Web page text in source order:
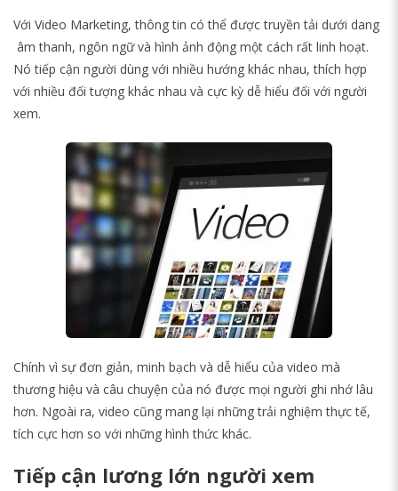
Với Video Marketing, thông tin có thể được truyền tải dưới dang
âm thanh, ngôn ngữ và hình ảnh động một cách rất linh hoạt.
Nó tiếp cận người dùng với nhiều hướng khác nhau, thích hợp
với nhiều đối tượng khác nhau và cực kỳ dễ hiểu đối với người
xem.
Chính vì sự đơn giản, minh bạch và dễ hiểu của video mà
thương hiệu và câu chuyện của nó được mọi người ghi nhớ lâu
hơn. Ngoài ra, video cũng mang lại những trải nghiệm thực tế,
tích cực hơn so với những hình thức khác.
Tiếp cận lương lớn người xem